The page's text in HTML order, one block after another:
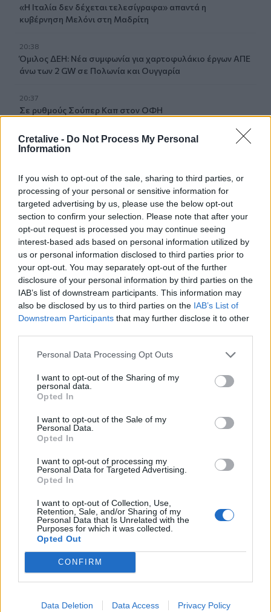
Cretalive - Do Not Process My Personal
Information
If you wish to opt-out of the sale, sharing to third parties, or
processing of your personal or sensitive information for
targeted advertising by us, please use the below opt-out
section to confirm your selection. Please note that after your
opt-out request is processed you may continue seeing
interest-based ads based on personal information utilized by
us or personal information disclosed to third parties prior to
your opt-out. You may separately opt-out of the further
disclosure of your personal information by third parties on the
IAB’s list of downstream participants. This information may
also be disclosed by us to third parties on the IAB’s List of
Downstream Participants that may further disclose it to other
Personal Data Processing Opt Outs
I want to opt-out of the Sharing of my
personal data.
Opted In
I want to opt-out of the Sale of my
Personal Data.
Opted In
I want to opt-out of processing my
Personal Data for Targeted Advertising.
Opted In
I want to opt-out of Collection, Use,
Retention, Sale, and/or Sharing of my
Personal Data that Is Unrelated with the
Purposes for which it was collected.
Opted Out
CONFIRM
Data Deletion Data Access Privacy Policy
«Η Ιταλία δεν δέχεται τελεσίγραφα» απαντά η
κυβέρνηση Μελόνι στη Μαδρίτη
20:38
Όμιλος ΔΕΗ: Νέα συμφωνία για χαρτοφυλάκιο έργων ΑΠΕ
άνω των 2 GW σε Πολωνία και Ουγγαρία
20:37
Σε ρυθμούς Σούπερ Καπ στον ΟΦΗ
20:34
Βόρεια Κορέα: Σούπα με κρέας σκύλου συστήνουν τα
20:28
Εθνικό Ίδρυμα «Ελευθέριος Κ. Βενιζέλος» - Παράρτημα
Αμερικής: Δημιουργεί το πρώτο Κληροδότημά του!
20:17
Σητεία: Φωτιά στα Αχλάδια - Μεγάλη κινητοποίηση από
την Πυροσβεστική! (Βίντεο)
20:07
Ρέθυμνο: Φωτιά σε σπίτι προκάλεσε αναστάτωση στην
Καλλιθέα
Μαρούσι: Συνελήφθη 35χρονος με 106 συσκευασίες
19:55
Νοσηλευόταν στη ΜΕΘ Νεογνών
Καταβλήθηκαν 33.579.900 εκατ. ευρώ για την αγορά
λιπασμάτων
Καλοκαίρι 2026: Η Ευρώπη στις φλόγες - 5 εκατ.
στρέμματα στάχτη, από την Πορτογαλία έως την Κρήτη
(Βίντεο)
ΗΠΑ: Εφετείο απαγόρευσε να συνεχιστεί η κατασκευή
της αίθουσας χορού στον Λευκό Οίκο